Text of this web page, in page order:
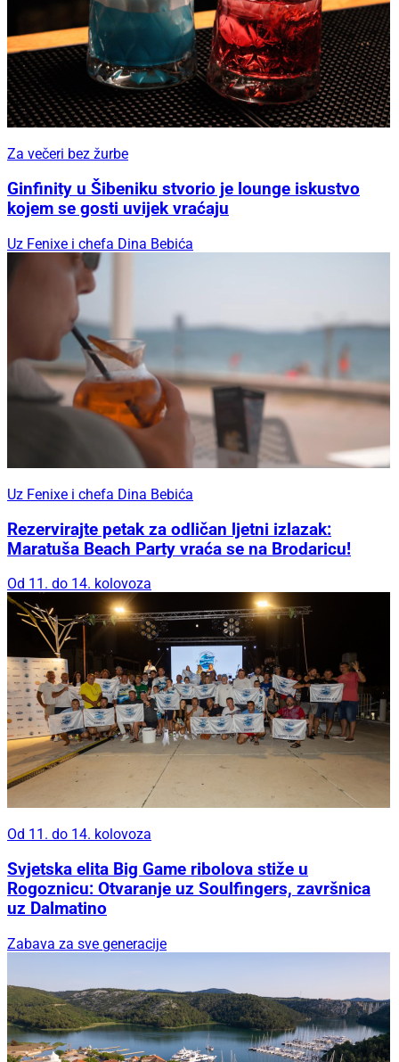
Za večeri bez žurbe
Ginfinity u Šibeniku stvorio je lounge iskustvo
kojem se gosti uvijek vraćaju
Uz Fenixe i chefa Dina Bebića
Uz Fenixe i chefa Dina Bebića
Rezervirajte petak za odličan ljetni izlazak:
Maratuša Beach Party vraća se na Brodaricu!
Od 11. do 14. kolovoza
Od 11. do 14. kolovoza
Svjetska elita Big Game ribolova stiže u
Rogoznicu: Otvaranje uz Soulfingers, završnica
uz Dalmatino
Zabava za sve generacije